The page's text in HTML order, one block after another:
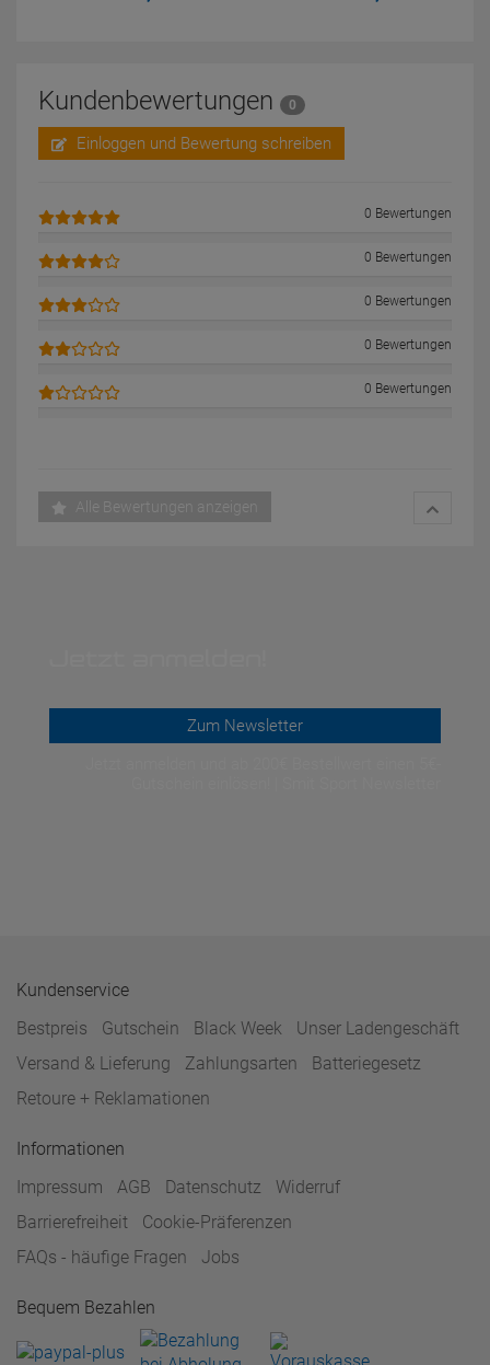
Kundenbewertungen 0
Einloggen und Bewertung schreiben
0 Bewertungen
0 Bewertungen
0 Bewertungen
0 Bewertungen
0 Bewertungen
Alle Bewertungen anzeigen
Zum Newsletter
Kundenservice
Bestpreis
Gutschein Black Week
Unser Ladengeschäft
Versand & Lieferung
Zahlungsarten
Batteriegesetz
Retoure + Reklamationen
Informationen
Impressum
AGB Datenschutz
Widerruf
Barrierefreiheit
Cookie-Präferenzen
FAQs - häufige Fragen
Jobs
Bequem Bezahlen